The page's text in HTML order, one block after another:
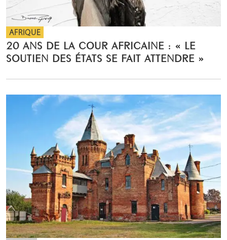
AFRIQUE
20 ANS DE LA COUR AFRICAINE : « LE
SOUTIEN DES ÉTATS SE FAIT ATTENDRE »